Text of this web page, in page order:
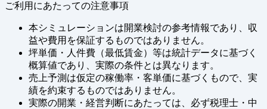
ご利用にあたっての注意事項
本シミュレーションは開業検討の参考情報であり、収
益や費用を保証するものではありません。
坪単価・人件費（最低賃金）等は統計データに基づく
概算値であり、実際の条件とは異なります。
売上予測は仮定の稼働率・客単価に基づくもので、実
績を約束するものではありません。
実際の開業・経営判断にあたっては、必ず税理士・中